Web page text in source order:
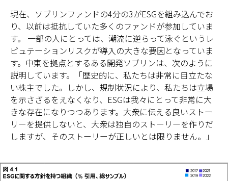
現在、ソブリンファンドの4分の3がESGを組み込んでお
り、以前は抵抗していた多くのファンドが参加していま
す。 一部の人にとっては、潮流に逆らって泳ぐというレ
ピュテーションリスクが導入の大きな要因となっていま
す。中東を拠点とするある開発ソブリンは、次のように
説明しています。「歴史的に、私たちは非常に目立たな
い株主でした。しかし、規制状況により、私たちは立場
を示さざるをえなくなり、ESGは我々にとって非常に大
きな存在になりつつあります。大衆に伝える良いストー
リーを提供しないと、大衆は独自のストーリーを作りだ
しますが、そのストーリーが正しいとは限りません。」